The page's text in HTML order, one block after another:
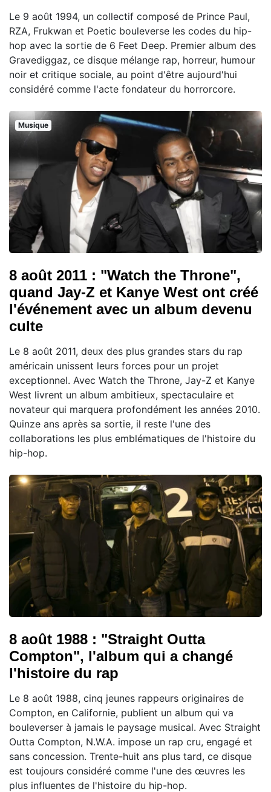
Le 9 août 1994, un collectif composé de Prince Paul,
RZA, Frukwan et Poetic bouleverse les codes du hip-
hop avec la sortie de 6 Feet Deep. Premier album des
Gravediggaz, ce disque mélange rap, horreur, humour
noir et critique sociale, au point d'être aujourd'hui
considéré comme l'acte fondateur du horrorcore.
Musique
8 août 2011 : "Watch the Throne",
quand Jay-Z et Kanye West ont créé
l'événement avec un album devenu
culte
Le 8 août 2011, deux des plus grandes stars du rap
américain unissent leurs forces pour un projet
exceptionnel. Avec Watch the Throne, Jay-Z et Kanye
West livrent un album ambitieux, spectaculaire et
novateur qui marquera profondément les années 2010.
Quinze ans après sa sortie, il reste l'une des
collaborations les plus emblématiques de l'histoire du
hip-hop.
8 août 1988 : "Straight Outta
Compton", l'album qui a changé
l'histoire du rap
Le 8 août 1988, cinq jeunes rappeurs originaires de
Compton, en Californie, publient un album qui va
bouleverser à jamais le paysage musical. Avec Straight
Outta Compton, N.W.A. impose un rap cru, engagé et
sans concession. Trente-huit ans plus tard, ce disque
est toujours considéré comme l'une des œuvres les
plus influentes de l'histoire du hip-hop.